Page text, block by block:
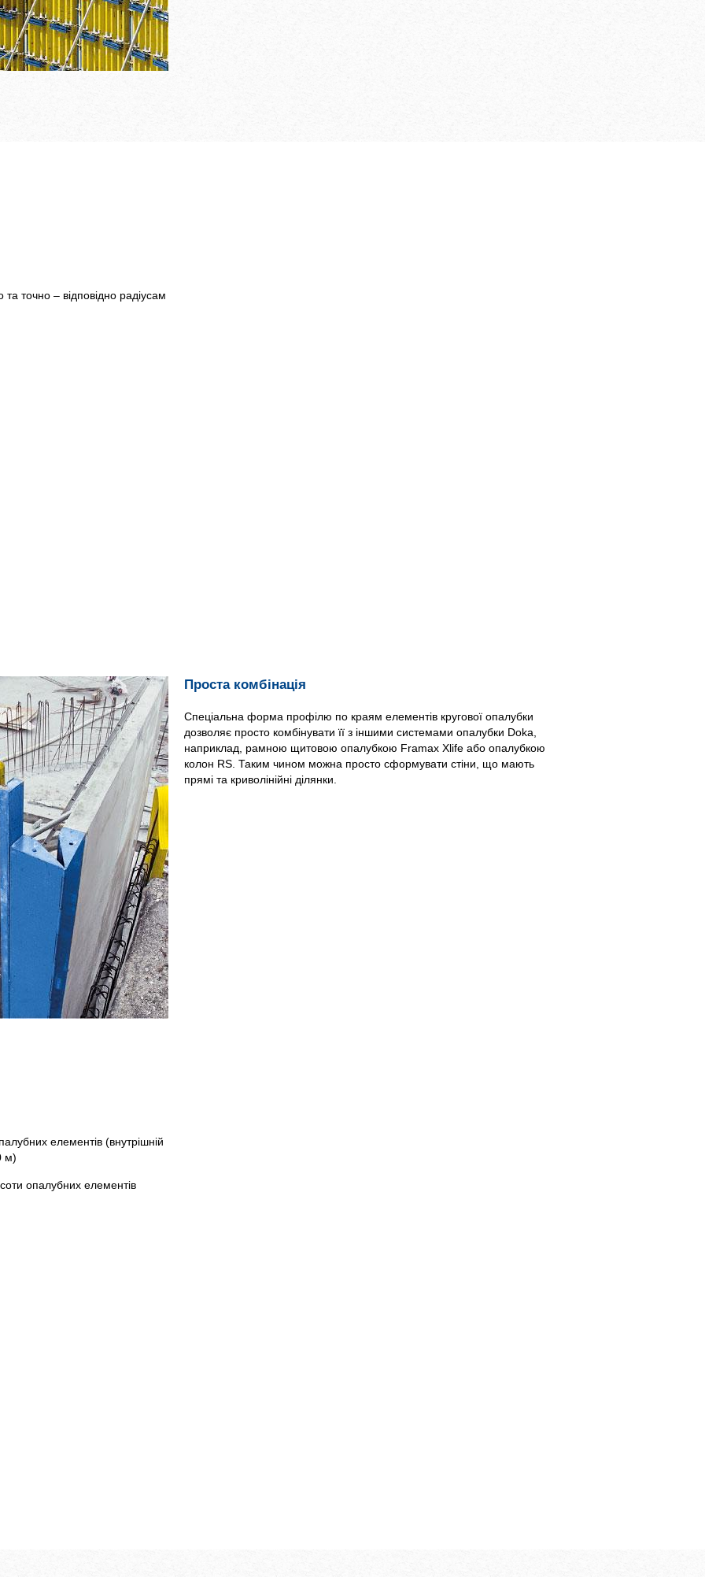
точно – відповідно радіусам
Проста комбінація
Спеціальна форма профілю по краям елементів кругової опалубки
дозволяє просто комбінувати її з іншими системами опалубки Doka,
наприклад, рамною щитовою опалубкою Framax Xlife або опалубкою
колон RS. Таким чином можна просто сформувати стіни, що мають
прямі та криволінійні ділянки.
елементів (внутрішній
м)
опалубних елементів